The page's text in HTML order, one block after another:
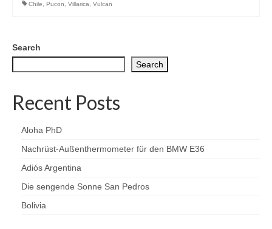
Chile Pucon Villarica Vulcan
Search
Search
Recent Posts
Aloha PhD
Nachrüst-Außenthermometer für den BMW E36
Adiós Argentina
Die sengende Sonne San Pedros
Bolivia